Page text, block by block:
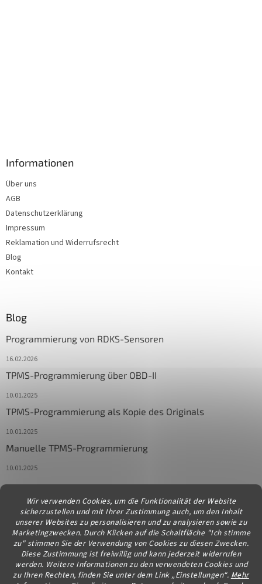
Wir verwenden Cookies, um die Funktionalität der Website
sicherzustellen und mit Ihrer Zustimmung auch, um den Inhalt
unserer Websites zu personalisieren und zu analysieren sowie zu
Marketingzwecken. Durch Klicken auf die Schaltfläche "Ich stimme
zu" stimmen Sie der Verwendung von Cookies zu diesen Zwecken.
Diese Zustimmung ist freiwillig und kann jederzeit widerrufen
werden. Weitere Informationen zu den verwendeten Cookies und
zu Ihren Rechten, finden Sie unter dem Link „Einstellungen“. Mehr
Informationen
Über uns
AGB
Datenschutzerklärung
Impressum
Reklamation und Widerrufsrecht
Blog
Kontakt
Blog
Programmierung von RDKS-Sensoren
16.02.2026
TPMS-Programmierung über OBD-II
10.01.2025
TPMS-Programmierung als Kopie des Originals
10.01.2025
Manuelle TPMS-Programmierung
10.01.2025
Kontakt
info@diagstore.at